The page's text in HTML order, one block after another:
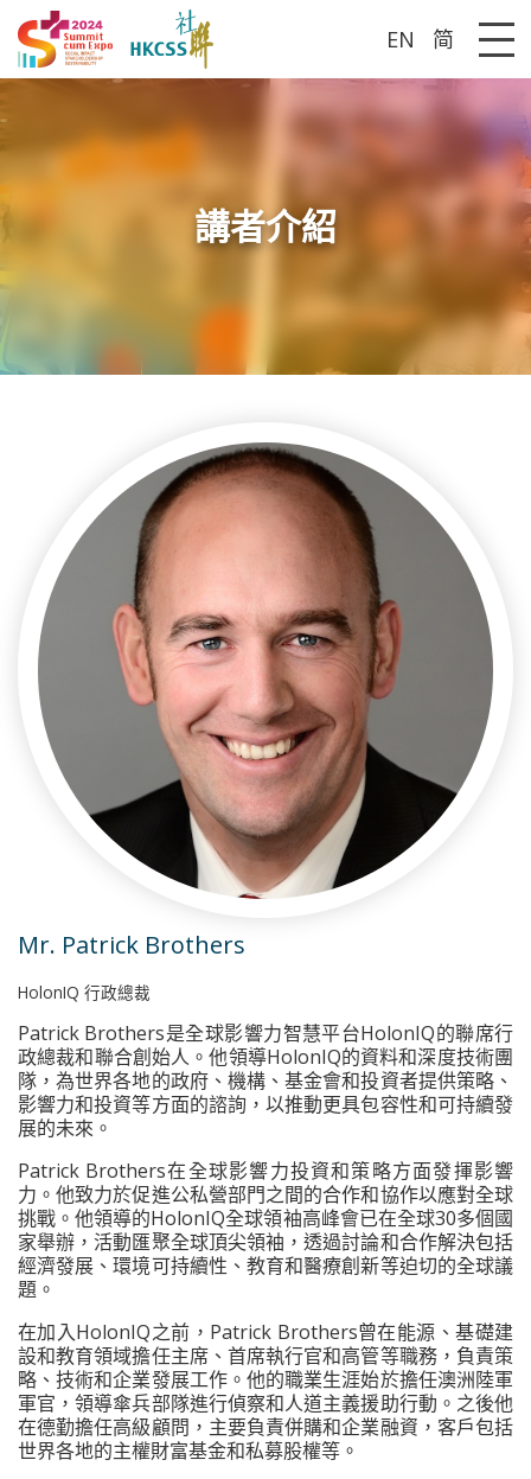
EN 简
講者介紹
Mr. Patrick Brothers
HolonIQ 行政總裁
Patrick Brothers是全球影響力智慧平台HolonIQ的聯席行
政總裁和聯合創始人。他領導HolonIQ的資料和深度技術團
隊，為世界各地的政府、機構、基金會和投資者提供策略、
影響力和投資等方面的諮詢，以推動更具包容性和可持續發
展的未來。
Patrick Brothers在全球影響力投資和策略方面發揮影響
力。他致力於促進公私營部門之間的合作和協作以應對全球
挑戰。他領導的HolonIQ全球領袖高峰會已在全球30多個國
家舉辦，活動匯聚全球頂尖領袖，透過討論和合作解決包括
經濟發展、環境可持續性、教育和醫療創新等迫切的全球議
題。
在加入HolonIQ之前，Patrick Brothers曾在能源、基礎建
設和教育領域擔任主席、首席執行官和高管等職務，負責策
略、技術和企業發展工作。他的職業生涯始於擔任澳洲陸軍
軍官，領導傘兵部隊進行偵察和人道主義援助行動。之後他
在德勤擔任高級顧問，主要負責併購和企業融資，客戶包括
世界各地的主權財富基金和私募股權等。